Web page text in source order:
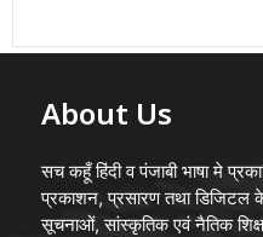
About Us
सच कहूँ हिंदी व पंजाबी भाषा मे
प्रकाशन, प्रसारण तथा डिजिटल के
सूचनाओं, सांस्कृतिक एवं नैतिक